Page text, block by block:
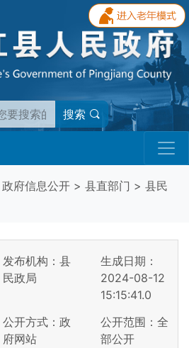
搜索
政府信息公开 > 县直部门 > 县民
发布机构：县
民政局
生成日期：
2024-08-12
15:15:41.0
公开方式：政
府网站
公开范围：全
部公开